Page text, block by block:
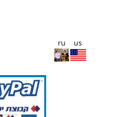
us
ru